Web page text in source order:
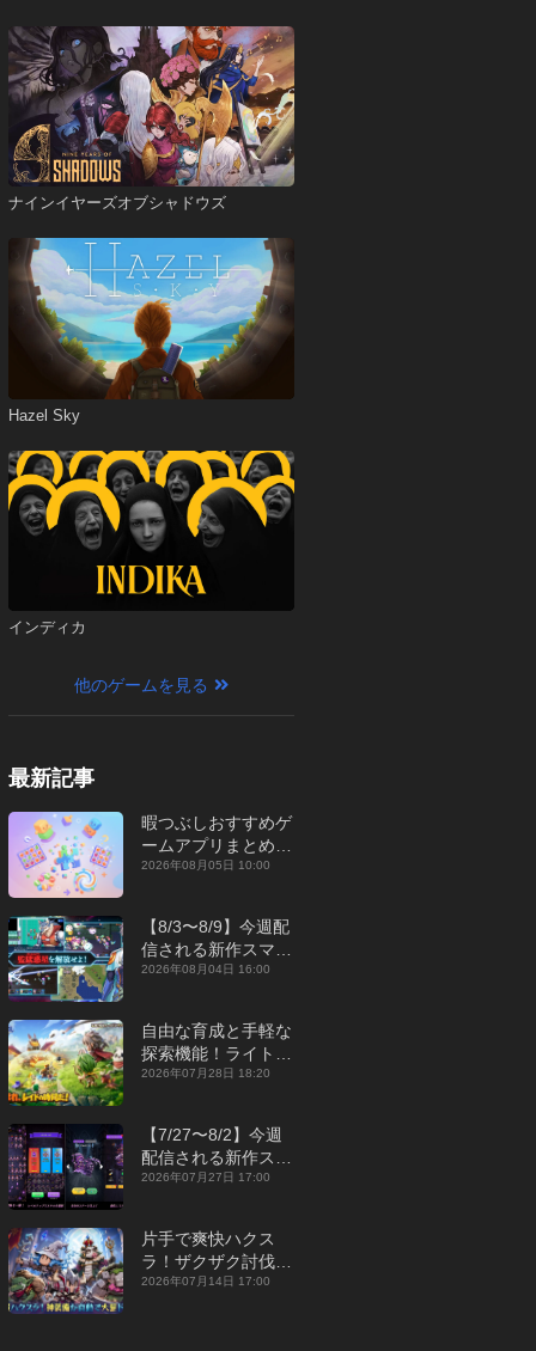
ナインイヤーズオブシャドウズ
Hazel Sky
インディカ
他のゲームを見る
最新記事
暇つぶしおすすめゲ
ームアプリまとめ｜
オフライン対応あり
2026年08月05日 10:00
【8/3〜8/9】今週配
信される新作スマホ
ゲームをまとめてお
2026年08月04日 16:00
自由な育成と手軽な
探索機能！ライトカ
ジュアルMMORPG
P】
2026年07月28日 18:20
【7/27〜8/2】今週
配信される新作スマ
ホゲームをまとめて
2026年07月27日 17:00
片手で爽快ハクス
ラ！ザクザク討伐し
て神装備を集める放
2026年07月14日 17:00